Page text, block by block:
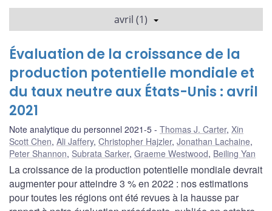
avril (1)
Évaluation de la croissance de la
production potentielle mondiale et
du taux neutre aux États-Unis : avril
2021
Note analytique du personnel 2021-5 Thomas J. Carter, Xin
Scott Chen, Ali Jaffery, Christopher Hajzler, Jonathan Lachaine,
Peter Shannon, Subrata Sarker, Graeme Westwood, Beiling Yan
La croissance de la production potentielle mondiale devrait
augmenter pour atteindre 3 % en 2022 : nos estimations
pour toutes les régions ont été revues à la hausse par